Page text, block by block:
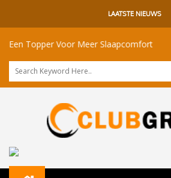
LAATSTE NIEUWS
Voor Meer Slaapcomfort Volle